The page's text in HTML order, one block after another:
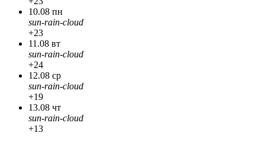
10.08 пн
sun-rain-cloud
+23
11.08 вт
sun-rain-cloud
+24
12.08 ср
sun-rain-cloud
+19
13.08 чт
sun-rain-cloud
+13